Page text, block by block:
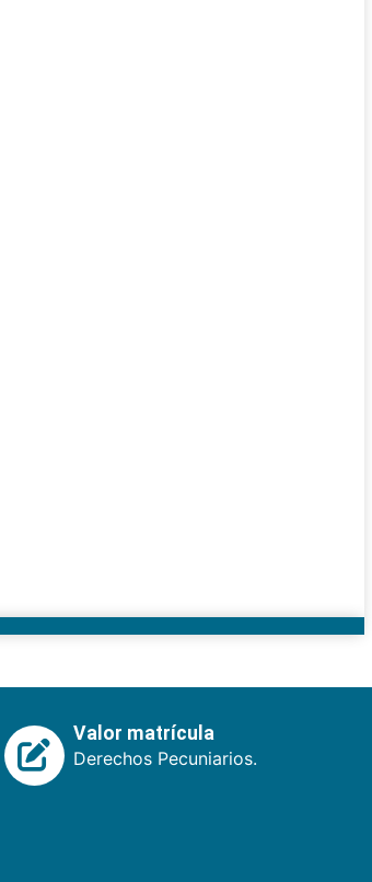
Valor matrícula
Derechos Pecuniarios.